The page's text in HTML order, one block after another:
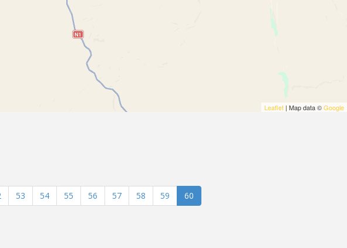
Leaflet | Map data ©Google
53 54 55 56 57 58 59 60